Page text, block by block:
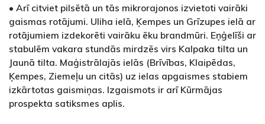
• Arī citviet pilsētā un tās mikrorajonos izvietoti vairāki
gaismas rotājumi. Uliha ielā, Ķempes un Grīzupes ielā ar
rotājumiem izdekorēti vairāku ēku brandmūri. Eņģelīši ar
stabulēm vakara stundās mirdzēs virs Kalpaka tilta un
Jaunā tilta. Maģistrālajās ielās (Brīvības, Klaipēdas,
Ķempes, Ziemeļu un citās) uz ielas apgaismes stabiem
izkārtotas gaismiņas. Izgaismots ir arī Kūrmājas
prospekta satiksmes aplis.